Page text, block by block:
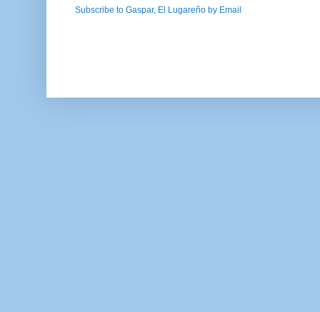
Subscribe to Gaspar, El Lugareño by Email